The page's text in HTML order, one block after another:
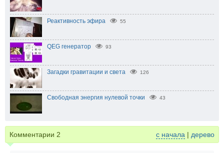
Реактивность эфира 55
QEG генератор 93
Загадки гравитации и света 126
Свободная энергия нулевой точки 43
Комментарии 2 с начала | дерево